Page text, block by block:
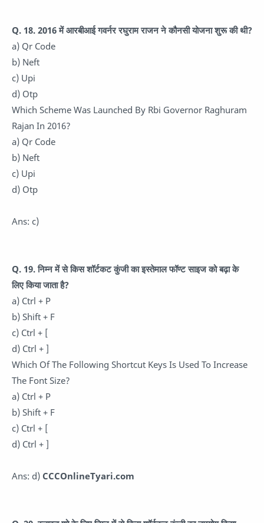
Q. 18. 2016 में आरबीआई गवर्नर रघुराम राजन ने कौनसी योजना शुरू की थी?
a) Qr Code
b) Neft
c) Upi
d) Otp
Which Scheme Was Launched By Rbi Governor Raghuram
Rajan In 2016?
a) Qr Code
b) Neft
c) Upi
d) Otp
Ans: c)
Q. 19. निम्न में से किस शॉर्टकट कुंजी का इस्तेमाल फॉण्ट साइज को बढ़ा के
लिए किया जाता है?
a) Ctrl + P
b) Shift + F
c) Ctrl + [
d) Ctrl + ]
Which Of The Following Shortcut Keys Is Used To Increase
The Font Size?
a) Ctrl + P
b) Shift + F
c) Ctrl + [
d) Ctrl + ]
Ans: d) CCCOnlineTyari.com